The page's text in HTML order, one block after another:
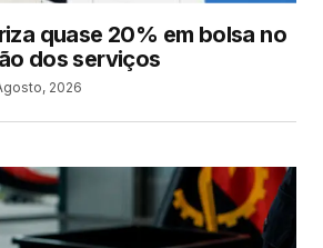
quase 20% em bolsa no
dos serviços
2026